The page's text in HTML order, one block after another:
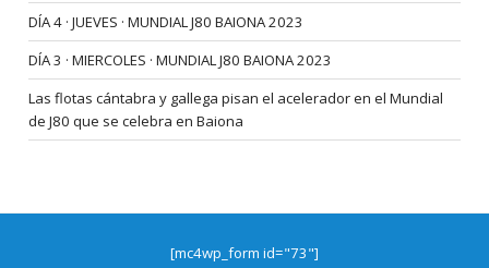
DÍA 4 · JUEVES · MUNDIAL J80 BAIONA 2023
DÍA 3 · MIERCOLES · MUNDIAL J80 BAIONA 2023
Las flotas cántabra y gallega pisan el acelerador en el Mundial
de J80 que se celebra en Baiona
[mc4wp_form id="73"]